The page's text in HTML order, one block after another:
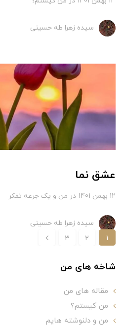
سیده زهرا طه حسینی
عشق نما
12 بهمن 1401 در من و یک جرعه تفکر
سیده زهرا طه حسینی
1
2
3
شاخه های من
مقاله های من
من کیستم؟
من و دلنوشته هایم